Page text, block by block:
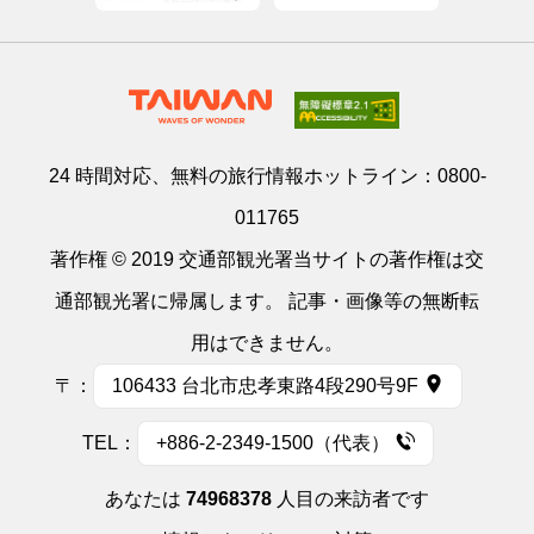
24 時間対応、無料の旅行情報ホットライン： 0800-
011765
著作権 © 2019 交通部観光署当サイトの著作権は交
通部観光署に帰属します。 記事・画像等の無断転
用はできません。
〒： 106433 台北市忠孝東路4段290号9F
TEL： +886-2-2349-1500（代表）
あなたは 74968378 人目の来訪者です